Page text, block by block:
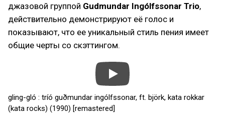
джазовой группой Gudmundar Ingólfssonar Trio,
действительно демонстрируют её голос и
показывают, что ее уникальный стиль пения имеет
общие черты со скэттингом.
gling-gló : tríó guðmundar ingólfssonar, ft. björk, kata rokkar
(kata rocks) (1990) [remastered]